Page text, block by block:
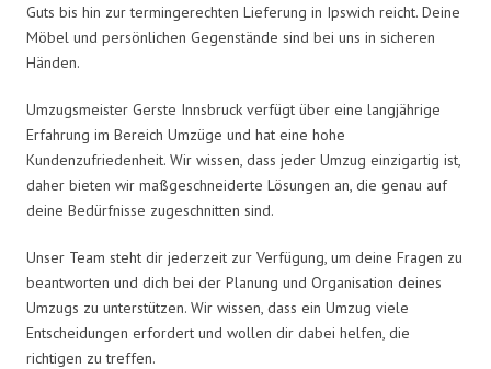
Guts bis hin zur termingerechten Lieferung in Ipswich reicht. Deine
Möbel und persönlichen Gegenstände sind bei uns in sicheren
Händen.
Umzugsmeister Gerste Innsbruck verfügt über eine langjährige
Erfahrung im Bereich Umzüge und hat eine hohe
Kundenzufriedenheit. Wir wissen, dass jeder Umzug einzigartig ist,
daher bieten wir maßgeschneiderte Lösungen an, die genau auf
deine Bedürfnisse zugeschnitten sind.
Unser Team steht dir jederzeit zur Verfügung, um deine Fragen zu
beantworten und dich bei der Planung und Organisation deines
Umzugs zu unterstützen. Wir wissen, dass ein Umzug viele
Entscheidungen erfordert und wollen dir dabei helfen, die
richtigen zu treffen.